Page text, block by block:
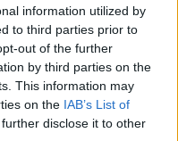
information utilized by
to third parties prior to
out of the further
by third parties on the
This information may
on the IAB’s List of
disclose it to other